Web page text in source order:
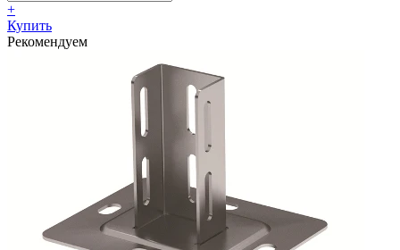
+
Купить
Рекомендуем